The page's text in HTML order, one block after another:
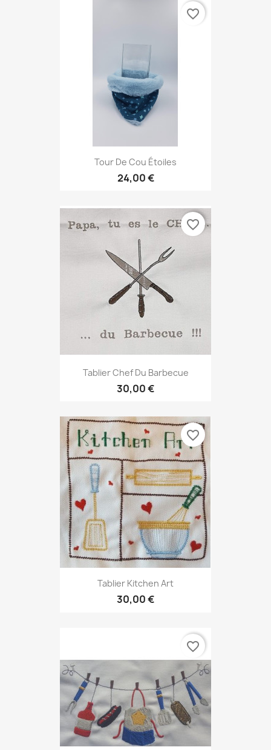
Tour De Cou Étoiles
24,00 €
favorite_border
Tablier Chef Du Barbecue
30,00 €
favorite_border
Tablier Kitchen Art
30,00 €
favorite_border
favorite_border